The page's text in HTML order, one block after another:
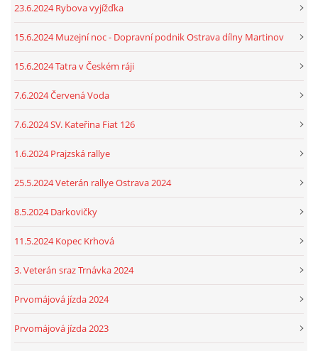
23.6.2024 Rybova vyjížďka
15.6.2024 Muzejní noc - Dopravní podnik Ostrava dílny Martinov
15.6.2024 Tatra v Českém ráji
7.6.2024 Červená Voda
7.6.2024 SV. Kateřina Fiat 126
1.6.2024 Prajzská rallye
25.5.2024 Veterán rallye Ostrava 2024
8.5.2024 Darkovičky
11.5.2024 Kopec Krhová
3. Veterán sraz Trnávka 2024
Prvomájová jízda 2024
Prvomájová jízda 2023